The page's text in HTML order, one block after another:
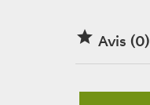
 Avis (0)